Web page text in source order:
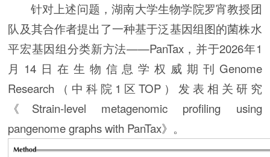
针对上述问题，湖南大学生物学院罗宵教授团
队及其合作者提出了一种基于泛基因组图的菌株水
平宏基因组分类新方法——PanTax，并于2026年1
月14日在生物信息学权威期刊Genome
Research（中科院1区TOP）发表相关研究
《Strain-level metagenomic profiling using
pangenome graphs with PanTax》。